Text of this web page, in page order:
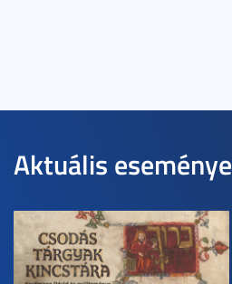
Aktuális